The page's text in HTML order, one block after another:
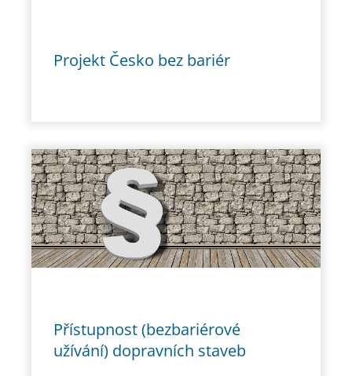
Projekt Česko bez bariér
Přístupnost (bezbariérové
užívání) dopravních staveb